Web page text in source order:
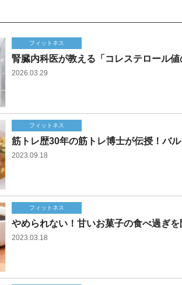
フィットネス
腎臓内科医が教える「コレステロール
2026.03.29
フィットネス
筋トレ歴30年の筋トレ博士が伝授！バ
2023.09.18
フィットネス
やめられない！甘いお菓子の食べ過ぎ
2023.03.18